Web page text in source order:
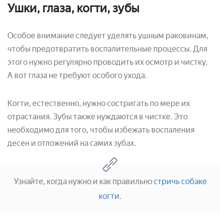
Ушки, глаза, когти, зубы
Особое внимание следует уделять ушным раковинам,
чтобы предотвратить воспалительные процессы. Для
этого нужно регулярно проводить их осмотр и чистку.
А вот глаза не требуют особого ухода.
Когти, естественно, нужно состригать по мере их
отрастания. Зубы также нуждаются в чистке. Это
необходимо для того, чтобы избежать воспаления
десен и отложений на самих зубах.
Узнайте, когда нужно и как правильностричь собаке
когти.